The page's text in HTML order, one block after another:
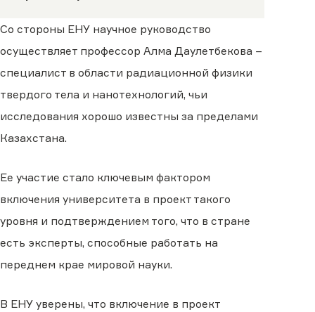
Со стороны ЕНУ научное руководство
осуществляет профессор Алма Даулетбекова −
специалист в области радиационной физики
твердого тела и нанотехнологий, чьи
исследования хорошо известны за пределами
Казахстана.
Ее участие стало ключевым фактором
включения университета в проект такого
уровня и подтверждением того, что в стране
есть эксперты, способные работать на
переднем крае мировой науки.
В ЕНУ уверены, что включение в проект